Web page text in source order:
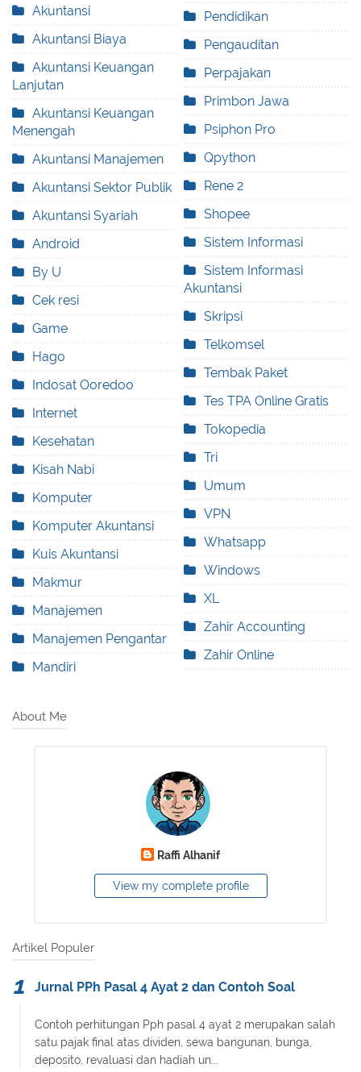
Akuntansi
Akuntansi Biaya
Akuntansi Keuangan
Lanjutan
Akuntansi Keuangan
Menengah
Akuntansi Manajemen
Akuntansi Sektor Publik
Akuntansi Syariah
Android
By U
Cek resi
Game
Hago
Indosat Ooredoo
Internet
Kesehatan
Kisah Nabi
Komputer
Komputer Akuntansi
Kuis Akuntansi
Makmur
Manajemen
Manajemen Pengantar
Mandiri
Pendidikan
Pengauditan
Perpajakan
Primbon Jawa
Psiphon Pro
Qpython
Rene 2
Shopee
Sistem Informasi
Sistem Informasi
Akuntansi
Skripsi
Telkomsel
Tembak Paket
Tes TPA Online Gratis
Tokopedia
Tri
Umum
VPN
Whatsapp
Windows
XL
Zahir Accounting
Zahir Online
About Me
Raffi Alhanif
View my complete profile
Artikel Populer
Jurnal PPh Pasal 4 Ayat 2 dan Contoh Soal
Contoh perhitungan Pph pasal 4 ayat 2 merupakan salah
satu pajak final atas dividen, sewa bangunan, bunga,
deposito, revaluasi dan hadiah un...